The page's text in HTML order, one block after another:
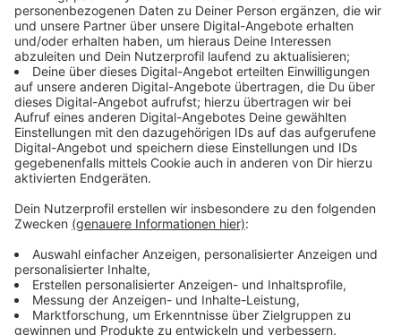
simple Rules ist das hier, dass man immer
kostenlose Rücksendung erhaltet, um sicher zu
stellen, dass man zufrieden ist. Auch das ist vor
steigenden Return Preisen und Kosten für das
Unternehmen nicht selten selbstverständlich. Aber
daran kann ich natürlich relativ klar
Entscheidungen ab ableiten. So, das heißt mein Rat
an dich Überleg doch mal, welche Dinge in deinem
Business die haben immer wieder Potenzial, dass sie
irgendwie ja so ein bisschen schief laufen, die
Energie ziehen, wo trotzdem Nachhinein denkst,
eigentlich hätte ich es besser wissen können und
ich hab’s wieder nicht gemacht. Das war zumindest
bei mir so, so ein Thema. Und versuch da einfach
mal Regeln abzuleiten, einfach mal was kommt. Ich